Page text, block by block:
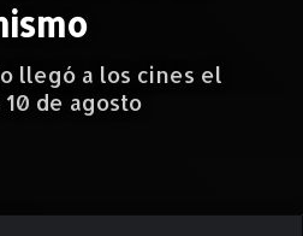
llegó a los cines el
de agosto